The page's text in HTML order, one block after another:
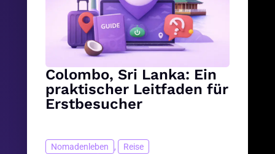
Colombo, Sri Lanka: Ein
praktischer Leitfaden für
Erstbesucher
Nomadenleben ,
Reise